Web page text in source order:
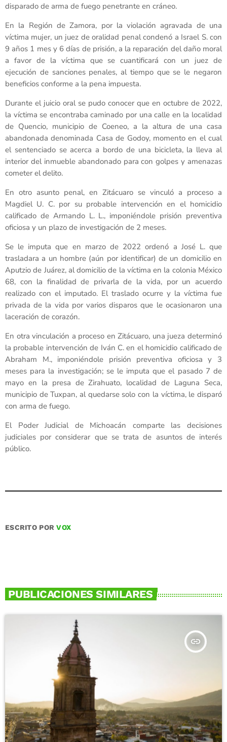
disparado de arma de fuego penetrante en cráneo.
En la Región de Zamora, por la violación agravada de una
víctima mujer, un juez de oralidad penal condenó a Israel S. con
9 años 1 mes y 6 días de prisión, a la reparación del daño moral
a favor de la víctima que se cuantificará con un juez de
ejecución de sanciones penales, al tiempo que se le negaron
beneficios conforme a la pena impuesta.
Durante el juicio oral se pudo conocer que en octubre de 2022,
la víctima se encontraba caminado por una calle en la localidad
de Quencio, municipio de Coeneo, a la altura de una casa
abandonada denominada Casa de Godoy, momento en el cual
el sentenciado se acerca a bordo de una bicicleta, la lleva al
interior del inmueble abandonado para con golpes y amenazas
cometer el delito.
En otro asunto penal, en Zitácuaro se vinculó a proceso a
Magdiel U. C. por su probable intervención en el homicidio
calificado de Armando L. L., imponiéndole prisión preventiva
oficiosa y un plazo de investigación de 2 meses.
Se le imputa que en marzo de 2022 ordenó a José L. que
trasladara a un hombre (aún por identificar) de un domicilio en
Aputzio de Juárez, al domicilio de la víctima en la colonia México
68, con la finalidad de privarla de la vida, por un acuerdo
realizado con el imputado. El traslado ocurre y la víctima fue
privada de la vida por varios disparos que le ocasionaron una
laceración de corazón.
En otra vinculación a proceso en Zitácuaro, una jueza determinó
la probable intervención de Iván C. en el homicidio calificado de
Abraham M., imponiéndole prisión preventiva oficiosa y 3
meses para la investigación; se le imputa que el pasado 7 de
mayo en la presa de Zirahuato, localidad de Laguna Seca,
municipio de Tuxpan, al quedarse solo con la víctima, le disparó
con arma de fuego.
El Poder Judicial de Michoacán comparte las decisiones
judiciales por considerar que se trata de asuntos de interés
público.
ESCRITO PORVOX
PUBLICACIONES SIMILARES
insert_link